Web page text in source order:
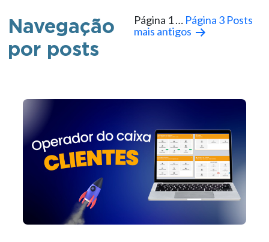
Navegação
por posts
Página 1… Página 3 Posts
mais antigos